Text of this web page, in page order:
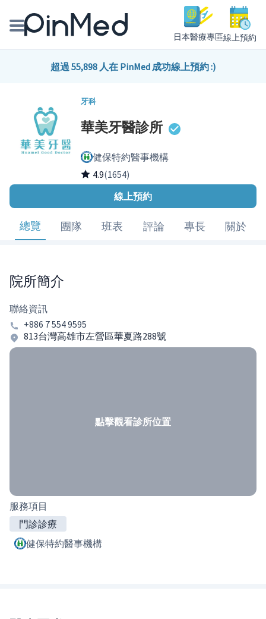
日本醫療專區線上預約
線上預約醫師、院所
健康主題館
我是醫療人員
超過 55,898 人在 PinMed 成功線上預約 :)
牙科
華美牙醫診所
健保特約醫事機構
4.9(1654)
線上預約
總覽 團隊 班表 評論 專長 關於
院所簡介
聯絡資訊
+886 7 554 9595
813台灣高雄市左營區華夏路288號
點擊觀看診所位置
服務項目
門診診療
健保特約醫事機構